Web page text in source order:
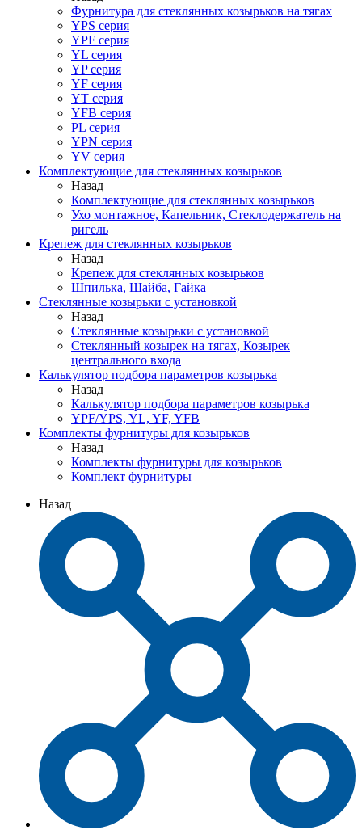
Фурнитура для стеклянных козырьков на тягах
YPS серия
YPF серия
YL серия
YP серия
YF серия
YT серия
YFB серия
PL серия
YPN серия
YV серия
Комплектующие для стеклянных козырьков
Назад
Комплектующие для стеклянных козырьков
Ухо монтажное, Капельник, Стеклодержатель на
ригель
Крепеж для стеклянных козырьков
Назад
Крепеж для стеклянных козырьков
Шпилька, Шайба, Гайка
Стеклянные козырьки с установкой
Назад
Стеклянные козырьки с установкой
Стеклянный козырек на тягах, Козырек
центрального входа
Калькулятор подбора параметров козырька
Назад
Калькулятор подбора параметров козырька
YPF/YPS, YL, YF, YFB
Комплекты фурнитуры для козырьков
Назад
Комплекты фурнитуры для козырьков
Комплект фурнитуры
Назад